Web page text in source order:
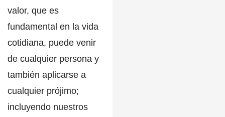
valor, que es
fundamental en la vida
cotidiana, puede venir
de cualquier persona y
también aplicarse a
cualquier prójimo;
incluyendo nuestros